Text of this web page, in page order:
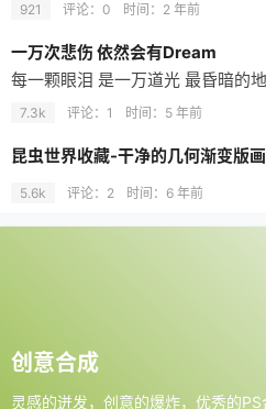
921 评论：0 时间： 2 年前
一万次悲伤 依然会有Dream
7.3k 评论：1 时间： 5 年前
昆虫世界收藏-干净的几何渐变版画
5.6k 评论：2 时间： 6 年前
创意合成